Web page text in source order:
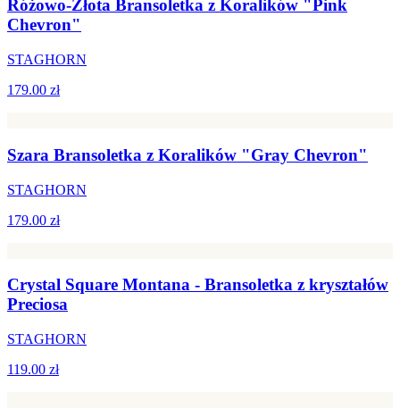
Różowo-Złota Bransoletka z Koralików "Pink
Chevron"
STAGHORN
179.00 zł
Szara Bransoletka z Koralików "Gray Chevron"
STAGHORN
179.00 zł
Crystal Square Montana - Bransoletka z kryształów
Preciosa
STAGHORN
119.00 zł